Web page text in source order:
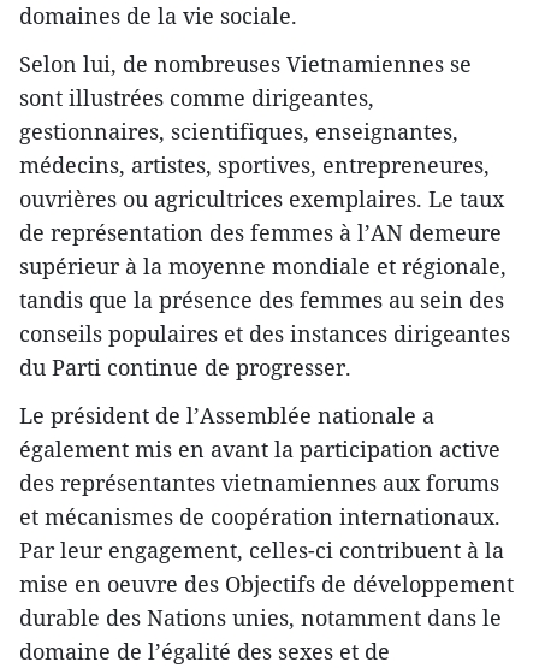
domaines de la vie sociale.
Selon lui, de nombreuses Vietnamiennes se
sont illustrées comme dirigeantes,
gestionnaires, scientifiques, enseignantes,
médecins, artistes, sportives, entrepreneures,
ouvrières ou agricultrices exemplaires. Le taux
de représentation des femmes à l’AN demeure
supérieur à la moyenne mondiale et régionale,
tandis que la présence des femmes au sein des
conseils populaires et des instances dirigeantes
du Parti continue de progresser.
Le président de l’Assemblée nationale a
également mis en avant la participation active
des représentantes vietnamiennes aux forums
et mécanismes de coopération internationaux.
Par leur engagement, celles-ci contribuent à la
mise en oeuvre des Objectifs de développement
durable des Nations unies, notamment dans le
domaine de l’égalité des sexes et de